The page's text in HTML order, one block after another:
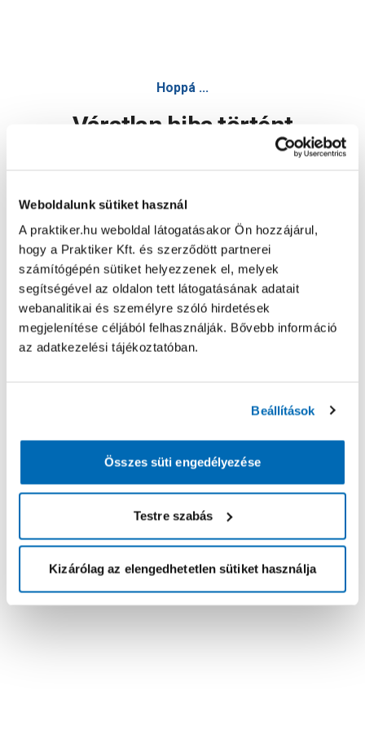
Weboldalunk sütiket használ
A praktiker.hu weboldal látogatásakor Ön hozzájárul,
hogy a Praktiker Kft. és szerződött partnerei
számítógépén sütiket helyezzenek el, melyek
segítségével az oldalon tett látogatásának adatait
webanalitikai és személyre szóló hirdetések
megjelenítése céljából felhasználják. Bővebb információ
az adatkezelési tájékoztatóban.
Beállítások
Összes süti engedélyezése
Testre szabás
Kizárólag az elengedhetetlen sütiket használja
Hoppá ...
Váratlan hiba történt
Oldal újratöltése